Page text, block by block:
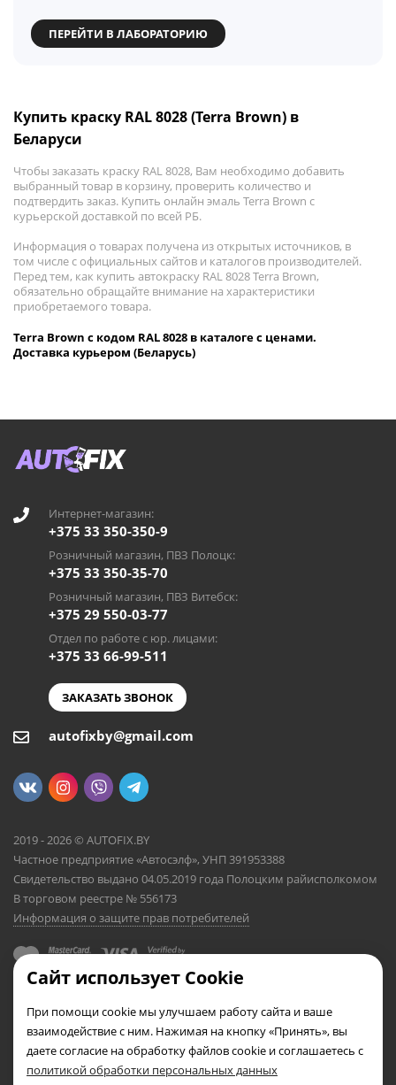
ПЕРЕЙТИ В ЛАБОРАТОРИЮ
Купить краску RAL 8028 (Terra Brown) в
Беларуси
Чтобы заказать краску RAL 8028, Вам необходимо добавить
выбранный товар в корзину, проверить количество и
подтвердить заказ. Купить онлайн эмаль Terra Brown с
курьерской доставкой по всей РБ.
Информация о товарах получена из открытых источников, в
том числе с официальных сайтов и каталогов производителей.
Перед тем, как купить автокраску RAL 8028 Terra Brown,
обязательно обращайте внимание на характеристики
приобретаемого товара.
Terra Brown с кодом RAL 8028 в каталоге с ценами.
Доставка курьером (Беларусь)
Интернет-магазин:
+375 33 350-350-9
Розничный магазин, ПВЗ Полоцк:
+375 33 350-35-70
Розничный магазин, ПВЗ Витебск:
+375 29 550-03-77
Отдел по работе с юр. лицами:
+375 33 66-99-511
ЗАКАЗАТЬ ЗВОНОК
autofixby@gmail.com
2019 - 2026 © AUTOFIX.BY
Частное предприятие «Автосэлф», УНП 391953388
Свидетельство выдано 04.05.2019 года Полоцким райисполкомом
В торговом реестре № 556173
Информация о защите прав потребителей
Сайт использует Cookie
При помощи cookie мы улучшаем работу сайта и ваше
взаимодействие с ним. Нажимая на кнопку «Принять», вы
даете согласие на обработку файлов cookie и соглашаетесь с
политикой обработки персональных данных